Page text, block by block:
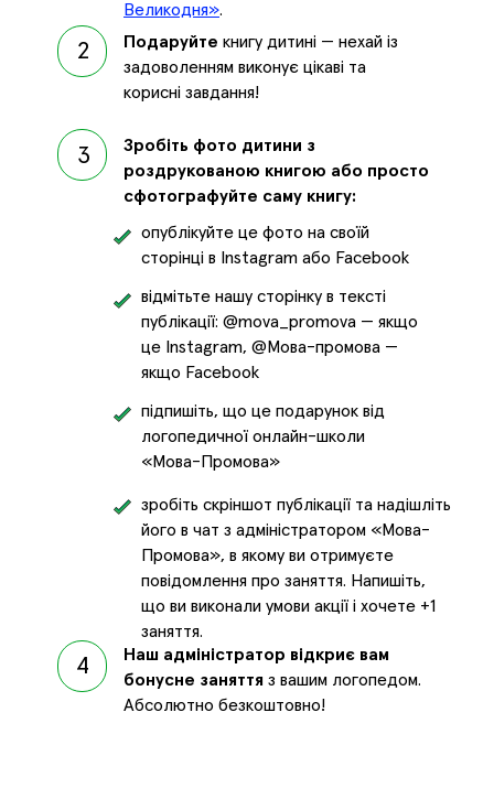
Великодня».
2
Зробіть фото дитини з
роздрукованою книгою або просто
сфотографуйте саму книгу:
опублікуйте це фото на своїй
сторінці в Instagram або Facebook
3
Подаруйте книгу дитині — нехай із
задоволенням виконує цікаві та
корисні завдання!
4
відмітьте нашу сторінку в тексті
публікації: @mova_promova — якщо
це Instagram, @Мова-промова —
якщо Facebook
підпишіть, що це подарунок від
логопедичної онлайн-школи
«Мова-Промова»
зробіть скріншот публікації та надішліть
його в чат з адміністратором «Мова-
Промова», в якому ви отримуєте
повідомлення про заняття. Напишіть,
що ви виконали умови акції і хочете +1
заняття.
Наш адміністратор відкриє вам
бонусне заняття з вашим логопедом.
Абсолютно безкоштовно!